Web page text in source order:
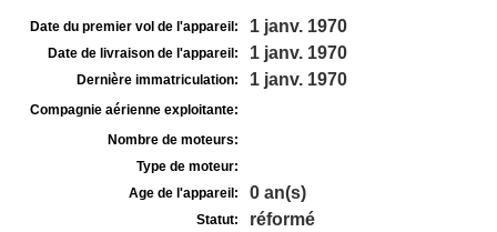
Date du premier vol de l'appareil: 1 janv. 1970
Date de livraison de l'appareil: 1 janv. 1970
Dernière immatriculation: 1 janv. 1970
Compagnie aérienne exploitante:
Nombre de moteurs:
Type de moteur:
Age de l'appareil:
0 an(s)
Statut: réformé